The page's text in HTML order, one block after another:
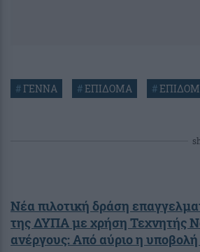
#ΓΕΝΝΑ #ΕΠΙΔΟΜΑ #
Νέα πιλοτική δράση
της ΔΥΠΑ με χρήση Τεχνητής
ανέργους: Από αύριο η